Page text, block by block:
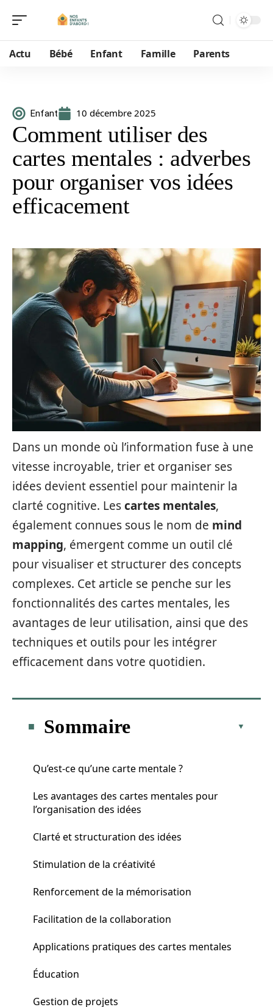
Actu Bébé Enfant Famille Parents
Enfant 10 décembre 2025
Comment utiliser des
cartes mentales : adverbes
pour organiser vos idées
efficacement
Dans un monde où l’information fuse à une
vitesse incroyable, trier et organiser ses
idées devient essentiel pour maintenir la
clarté cognitive. Lescartes mentales,
également connues sous le nom de mind
mapping, émergent comme un outil clé
pour visualiser et structurer des concepts
complexes. Cet article se penche sur les
fonctionnalités des cartes mentales, les
avantages de leur utilisation, ainsi que des
techniques et outils pour les intégrer
efficacement dans votre quotidien.
Sommaire
Qu’est-ce qu’une carte mentale ?
Les avantages des cartes mentales pour
l’organisation des idées
Clarté et structuration des idées
Stimulation de la créativité
Renforcement de la mémorisation
Facilitation de la collaboration
Applications pratiques des cartes mentales
Éducation
Gestion de projets